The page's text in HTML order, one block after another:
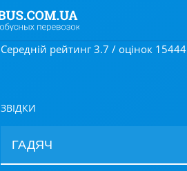
Середній рейтинг 3.7 / оцінок 15444
ЗВІДКИ